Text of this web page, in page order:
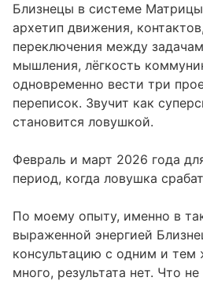
2026 для Близнецов
Близнецы в системе
архетип движения,
переключения между
мышления, лёгкость
одновременно вести три
переписок. Звучит как
становится ловушкой.
Февраль и март 2026 года
период, когда ловушка
По моему опыту, именно в
выраженной энергией
консультацию с одним и
много, результата нет. Что